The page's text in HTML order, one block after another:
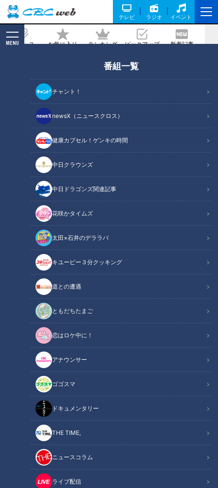
テレビ ラジオ イベント
ニュース お気に入り ランキング ピックアップ 新着記事
MENU
番組一覧
チャント！
newsX（ニュースクロス）
健康カプセル！ゲンキの時間
中日クラウンズ
中日ドラゴンズ関連記事
花咲かタイムズ
太田×石井のデララバ
キユーピー３分クッキング
道との遭遇
ともだちたまご
恋はロケ中に！
アナウンサー
ゴゴスマ
ドキュメンタリー
THE TIME,
ニュースコラム
ライブ配信
ホイルで何でも作る「銀紙おじさん」の
スゴ技を生実況！
記事に戻る
CBC若狭アナが愛知県田原市よりアルミホイルで何でも作る「銀紙おじ
さん」のスゴ技を生実況！
この記事の画像
この記事を見たあなたへのおすすめ